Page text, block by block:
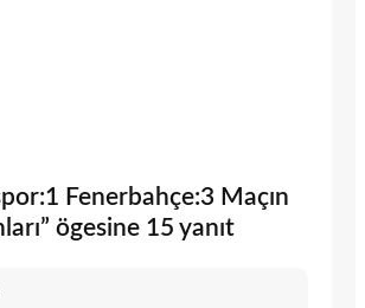
Fenerbahçe:3 Maçın
ögesine 15 yanıt